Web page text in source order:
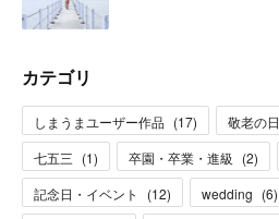
カテゴリ
しまうまユーザー作品 (17) 敬老の日
七五三 (1) 卒園・卒業・進級 (2)
記念日・イベント
(12) wedding (6)